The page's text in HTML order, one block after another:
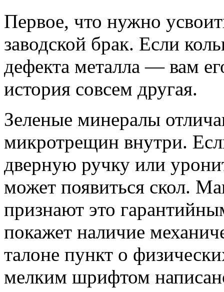
Первое, что нужно
заводской брак. Если
дефекта металла — вам
история совсем другая.
Зеленые минералы
микротрещин внутри.
дверную ручку или
может появиться скол.
признают это
покажет наличие
талоне пункт о
мелким шрифтом